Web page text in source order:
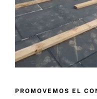
PROMOVEMOS EL